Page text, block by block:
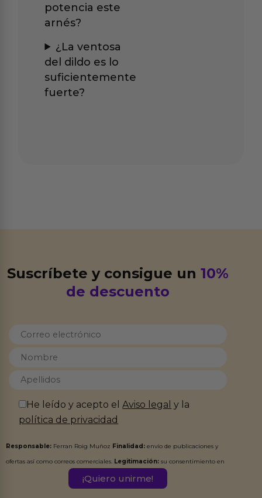
potencia este
arnés?
¿La ventosa
del dildo es lo
suficientemente
fuerte?
Suscríbete y consigue un10%
de descuento
He leído y acepto elAviso legal y la
política de privacidad
Responsable: Ferran Roig Muñoz Finalidad: envío de publicaciones y
ofertas así como correos comerciales. Legitimación: su consentimiento en
Destinatarios:Ferran Roig Muñoz. Podrás ejercer tus